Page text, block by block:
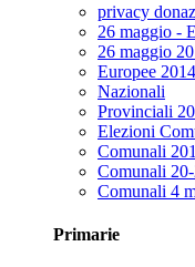
privacy
26 maggio -
26 maggio
Europee 2014
Nazionali
Provinciali
Elezioni
Comunali
Comunali
Comunali 4
Primarie